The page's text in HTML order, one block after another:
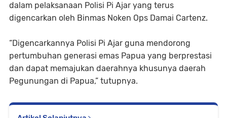
dalam pelaksanaan Polisi Pi Ajar yang terus
digencarkan oleh Binmas Noken Ops Damai Cartenz.
“Digencarkannya Polisi Pi Ajar guna mendorong
pertumbuhan generasi emas Papua yang berprestasi
dan dapat memajukan daerahnya khusunya daerah
Pegunungan di Papua,” tutupnya.